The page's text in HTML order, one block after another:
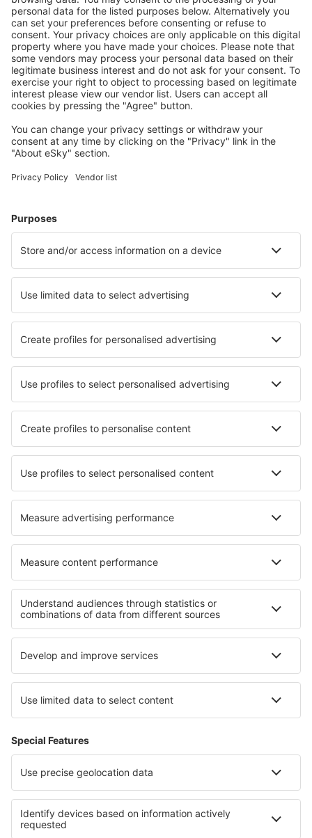
Mannheim Airport (MHG)
Memmingen Allgau (FMM)
Nurembergo Airport (NUE)
Munster Osnabruck (FMO)
Paderborn Paderborn Lippstadt (PAD)
Rostock-Laage (RLG)
Saarbrücken